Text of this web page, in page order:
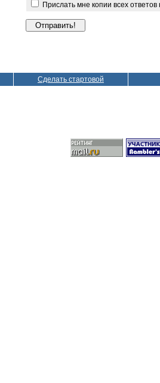
Прислать мне копии всех
Сделать стартовой